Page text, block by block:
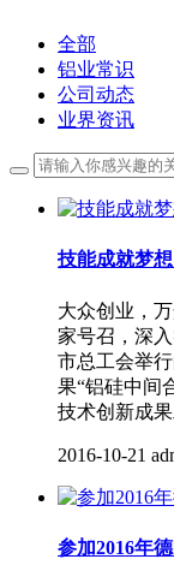
全部
铝业常识
公司动态
业界资讯
技能成就梦
大众创业，
家号召，深
市总工会举
果“铝硅中间
技术创新成果
2016-10-21
参加2016年